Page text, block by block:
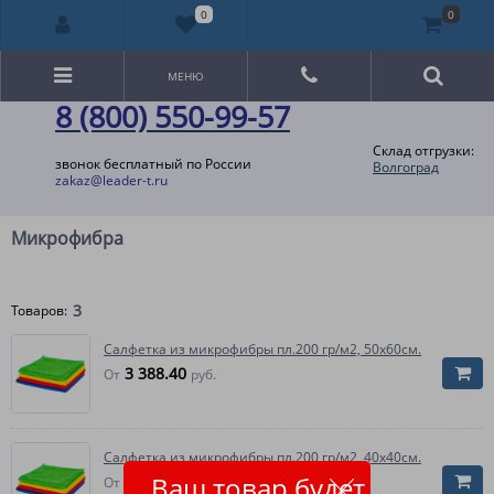
8 (800) 550-99-57
звонок бесплатный по России
zakaz@leader-t.ru
Склад отгрузки:
Волгоград
МЕНЮ
Микрофибра
Товаров: 3
Салфетка из микрофибры пл.200 гр/м2, 50х60см.
От 3 388.40 руб.
Салфетка из микрофибры пл.200 гр/м2, 40х40см.
От 1 688.10 руб.
0 0